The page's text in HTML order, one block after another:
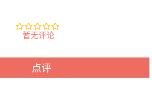
暂无评论
点评